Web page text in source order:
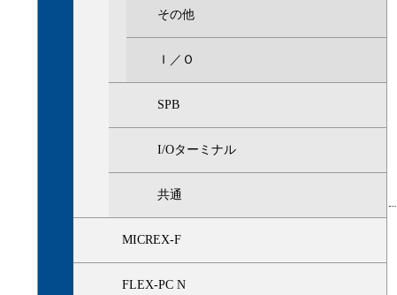
その他
Ｉ／Ｏ
SPB
I/Oターミナル
共通
MICREX-F
FLEX-PC N